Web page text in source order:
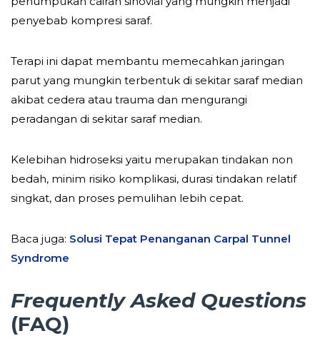
penyebab kompresi saraf.
Terapi ini dapat membantu memecahkan jaringan
parut yang mungkin terbentuk di sekitar saraf median
akibat cedera atau trauma dan mengurangi
peradangan di sekitar saraf median.
Kelebihan hidroseksi yaitu merupakan tindakan non
bedah, minim risiko komplikasi, durasi tindakan relatif
singkat, dan proses pemulihan lebih cepat.
Baca juga: Solusi Tepat Penanganan Carpal Tunnel
Syndrome
Frequently Asked Questions
(FAQ)